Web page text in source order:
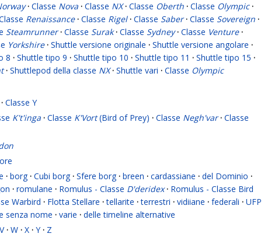
· Classe Nova · Classe NX · Classe Oberth · Classe Olympic ·
Renaissance · Classe Rigel · Classe Saber · Classe Sovereign ·
Steamrunner · Classe Surak · Classe Sydney · Classe Venture ·
Yorkshire · Shuttle versione originale · Shuttle versione angolare ·
8 · Shuttle tipo 9 · Shuttle tipo 10 · Shuttle tipo 11 · Shuttle tipo 15 ·
· Shuttlepod della classe NX · Shuttle vari · Classe Olympic
· Classe Y
K't'inga · Classe K'Vort(Bird of Prey) · Classe Negh'var · Classe
· borg · Cubi borg · Sfere borg · breen · cardassiane · del Dominio ·
· romulane · Romulus - Classe D'deridex · Romulus - Classe Bird
Warbird · Flotta Stellare · tellarite · terrestri · vidiiane · federali · UFP
senza nome · varie · delle timeline alternative
V · W · X · Y · Z